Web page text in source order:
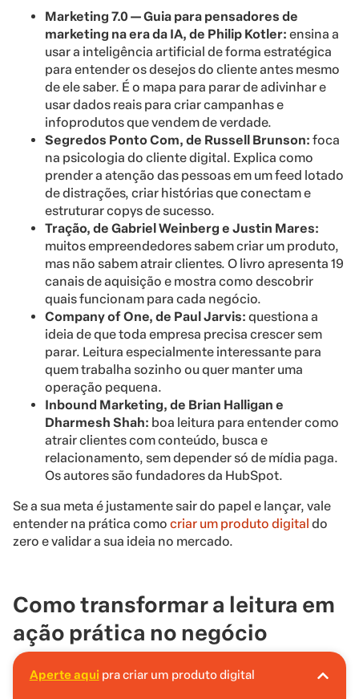
Marketing 7.0 — Guia para pensadores de
marketing na era da IA, de Philip Kotler: ensina a
usar a inteligência artificial de forma estratégica
para entender os desejos do cliente antes mesmo
de ele saber. É o mapa para parar de adivinhar e
usar dados reais para criar campanhas e
infoprodutos que vendem de verdade.
Segredos Ponto Com, de Russell Brunson: foca
na psicologia do cliente digital. Explica como
prender a atenção das pessoas em um feed lotado
de distrações, criar histórias que conectam e
estruturar copys de sucesso.
Tração, de Gabriel Weinberg e Justin Mares:
muitos empreendedores sabem criar um produto,
mas não sabem atrair clientes. O livro apresenta 19
canais de aquisição e mostra como descobrir
quais funcionam para cada negócio.
Company of One, de Paul Jarvis: questiona a
ideia de que toda empresa precisa crescer sem
parar. Leitura especialmente interessante para
quem trabalha sozinho ou quer manter uma
operação pequena.
Inbound Marketing, de Brian Halligan e
Dharmesh Shah: boa leitura para entender como
atrair clientes com conteúdo, busca e
relacionamento, sem depender só de mídia paga.
Os autores são fundadores da HubSpot.
Se a sua meta é justamente sair do papel e lançar, vale
entender na prática como criar um produto digital do
zero e validar a sua ideia no mercado.
Como transformar a leitura em
ação prática no negócio
Ler é o primeiro passo. O problema é que muitos
empreendedores acumulam livros sem transformar o
A Hotmart é o lugar certo pra você criar seu
Aperte aqui pra criar um produto digital